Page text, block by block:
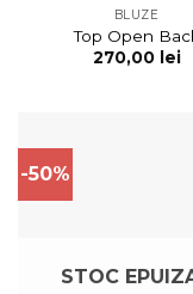
BLUZE
Top Open
270,00
lei
-50%
STOC